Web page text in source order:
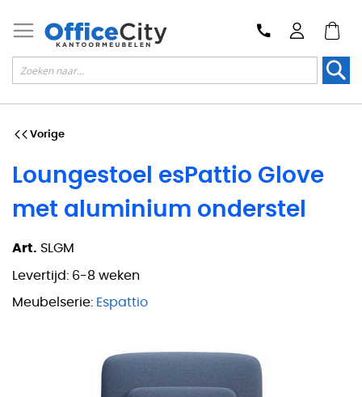
Loungestoel esPattio Glove
met aluminium onderstel
Art. SLGM
Levertijd: 6-8 weken
Meubelserie: Espattio
Vorige